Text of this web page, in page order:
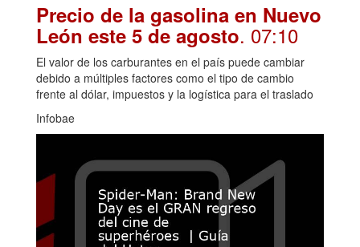
Precio de la gasolina en Nuevo
León este 5 de agosto. 07:10
El valor de los carburantes en el país puede cambiar
debido a múltiples factores como el tipo de cambio
frente al dólar, impuestos y la logística para el traslado
Infobae